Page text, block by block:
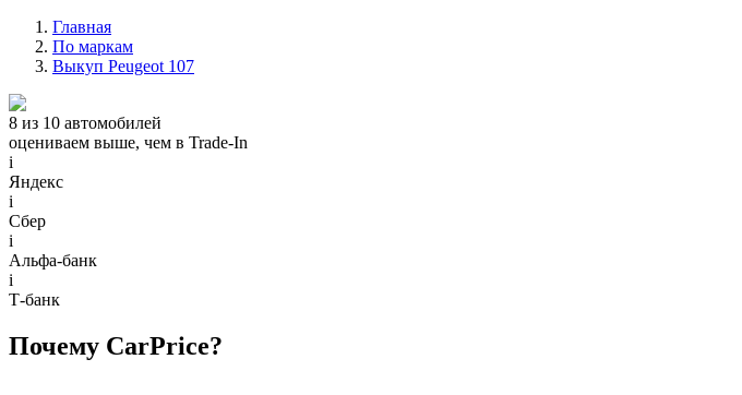
Главная
По маркам
Выкуп Peugeot 107
8 из 10 автомобилей
оцениваем выше, чем в Trade‑In
i
Яндекс
i
Сбер
i
Альфа-банк
i
Т-банк
Почему CarPrice?